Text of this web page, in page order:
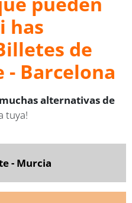
has
de
- Barcelona
alternativas de
tuya!
- Murcia